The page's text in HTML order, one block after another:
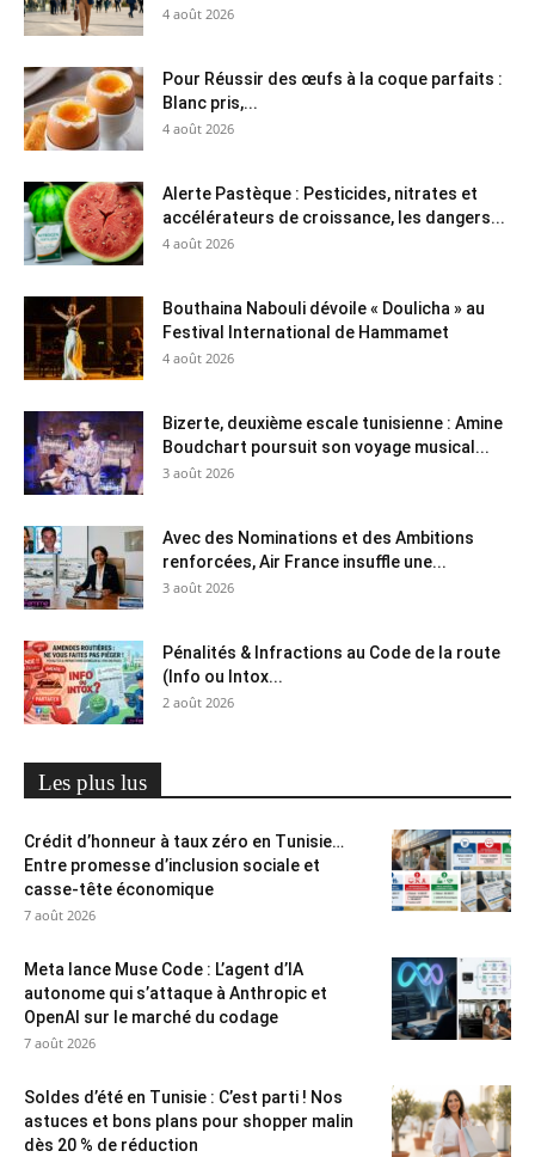
4 août 2026
Pour Réussir des œufs à la coque parfaits :
Blanc pris,...
4 août 2026
Alerte Pastèque : Pesticides, nitrates et
accélérateurs de croissance, les dangers...
4 août 2026
Bouthaina Nabouli dévoile « Doulicha » au
Festival International de Hammamet
4 août 2026
Bizerte, deuxième escale tunisienne : Amine
Boudchart poursuit son voyage musical...
3 août 2026
Avec des Nominations et des Ambitions
renforcées, Air France insuffle une...
3 août 2026
Pénalités & Infractions au Code de la route
(Info ou Intox...
2 août 2026
Les plus lus
Crédit d’honneur à taux zéro en Tunisie…
Entre promesse d’inclusion sociale et
casse-tête économique
7 août 2026
Meta lance Muse Code : L’agent d’IA
autonome qui s’attaque à Anthropic et
OpenAI sur le marché du codage
7 août 2026
Soldes d’été en Tunisie : C’est parti ! Nos
astuces et bons plans pour shopper malin
dès 20 % de réduction